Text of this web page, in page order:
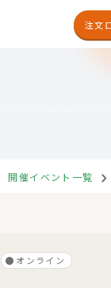
注文
開催イベント一覧
オンライン